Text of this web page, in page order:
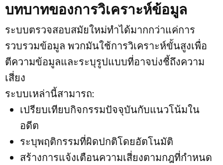
บทบาทของการวิเคราะห์ข้อมูล
ระบบตรวจสอบสมัยใหม่ทำได้มากกว่าแค่การ
รวบรวมข้อมูล พวกมันใช้การวิเคราะห์ขั้นสูงเพื่อ
ตีความข้อมูลและระบุรูปแบบที่อาจบ่งชี้ถึงความ
เสี่ยง
ระบบเหล่านี้สามารถ:
เปรียบเทียบกิจกรรมปัจจุบันกับแนวโน้มใน
อดีต
ระบุพฤติกรรมที่ผิดปกติโดยอัตโนมัติ
สร้างการแจ้งเตือนความเสี่ยงตามกฎที่กำหนด